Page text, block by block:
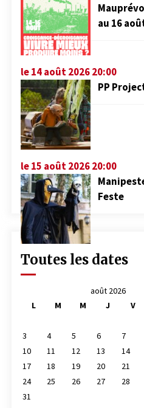
au 16
le 14 août 2026 20:00
PP
le 15 août 2026 20:00
Feste
Toutes les dates
août 2026
L
M M J V
3
4 5 6 7
10
11 12 13 14
17
18 19 20 21
24
25 26 27 28
31